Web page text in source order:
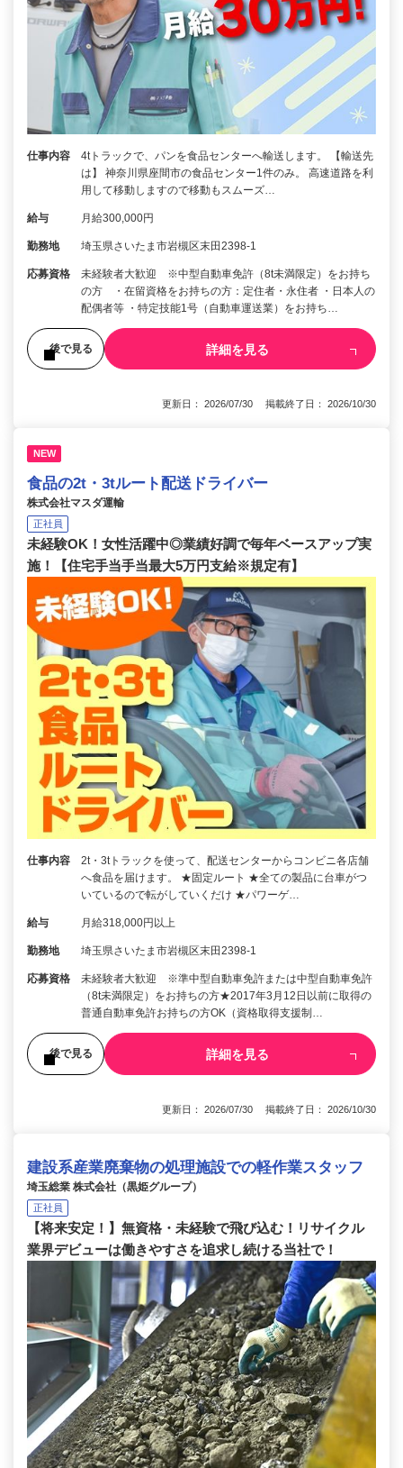
仕事内容
4tトラックで、パンを食品センターへ輸送します。 【輸送先
は】 神奈川県座間市の食品センター1件のみ。 高速道路を利
用して移動しますので移動もスムーズ…
給与 月給300,000円
勤務地 埼玉県さいたま市岩槻区末田2398-1
応募資格
未経験者大歓迎 ※中型自動車免許（8t未満限定）をお持ち
の方 ・在留資格をお持ちの方：定住者・永住者 ・日本人の
配偶者等 ・特定技能1号（自動車運送業）をお持ち…
後で見る 詳細を見る
更新日： 2026/07/30 掲載終了日： 2026/10/30
NEW
食品の2t・3tルート配送ドライバー
株式会社マスダ運輸
正社員
未経験OK！女性活躍中◎業績好調で毎年ベースアップ実
施！【住宅手当手当最大5万円支給※規定有】
仕事内容
2t・3tトラックを使って、配送センターからコンビニ各店舗
へ食品を届けます。 ★固定ルート ★全ての製品に台車がつ
いているので転がしていくだけ ★パワーゲ…
給与 月給318,000円以上
勤務地 埼玉県さいたま市岩槻区末田2398-1
応募資格
未経験者大歓迎 ※準中型自動車免許または中型自動車免許
（8t未満限定）をお持ちの方★2017年3月12日以前に取得の
普通自動車免許お持ちの方OK（資格取得支援制…
後で見る 詳細を見る
更新日： 2026/07/30 掲載終了日： 2026/10/30
建設系産業廃棄物の処理施設での軽作業スタッフ
埼玉総業 株式会社（黒姫グループ）
正社員
【将来安定！】無資格・未経験で飛び込む！リサイクル
業界デビューは働きやすさを追求し続ける当社で！